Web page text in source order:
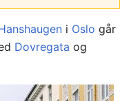
i Oslo går
Dovregata og